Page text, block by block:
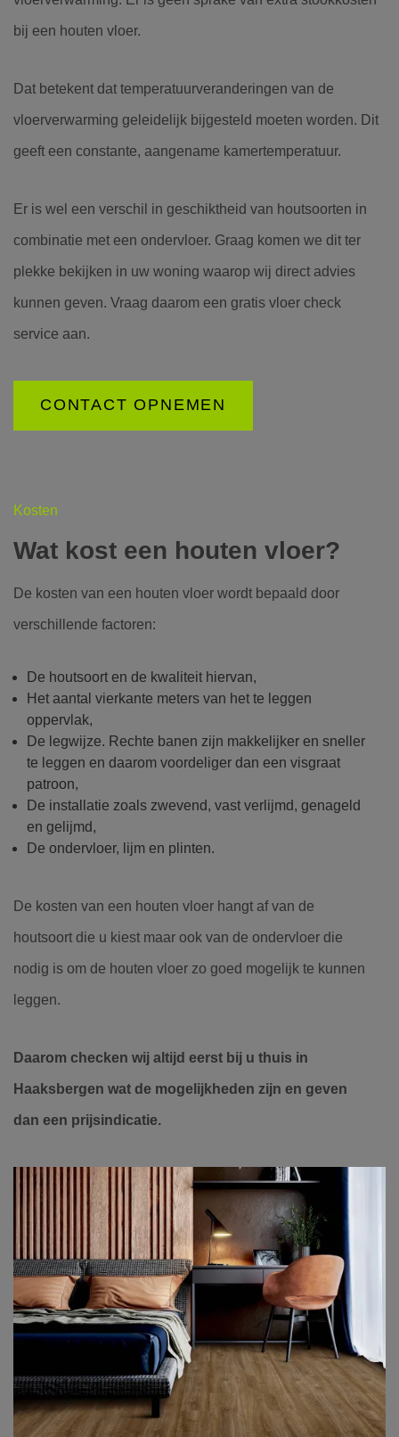
bij een houten vloer.
Dat betekent dat temperatuurveranderingen van de
vloerverwarming geleidelijk bijgesteld moeten worden. Dit
geeft een constante, aangename kamertemperatuur.
Er is wel een verschil in geschiktheid van houtsoorten in
combinatie met een ondervloer. Graag komen we dit ter
plekke bekijken in uw woning waarop wij direct advies
kunnen geven. Vraag daarom een gratis vloer check
service aan.
CONTACT OPNEMEN
Kosten
Wat kost een houten vloer?
De kosten van een houten vloer wordt bepaald door
verschillende factoren:
De houtsoort en de kwaliteit hiervan,
Het aantal vierkante meters van het te leggen
oppervlak,
De legwijze. Rechte banen zijn makkelijker en sneller
te leggen en daarom voordeliger dan een visgraat
patroon,
De installatie zoals zwevend, vast verlijmd, genageld
en gelijmd,
De ondervloer, lijm en plinten.
De kosten van een houten vloer hangt af van de
houtsoort die u kiest maar ook van de ondervloer die
nodig is om de houten vloer zo goed mogelijk te kunnen
leggen.
Daarom checken wij altijd eerst bij u thuis in
Haaksbergen wat de mogelijkheden zijn en geven
dan een prijsindicatie.